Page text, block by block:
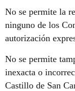
No se permite la
ninguno de los
autorización
No se permite
inexacta o
Castillo de San